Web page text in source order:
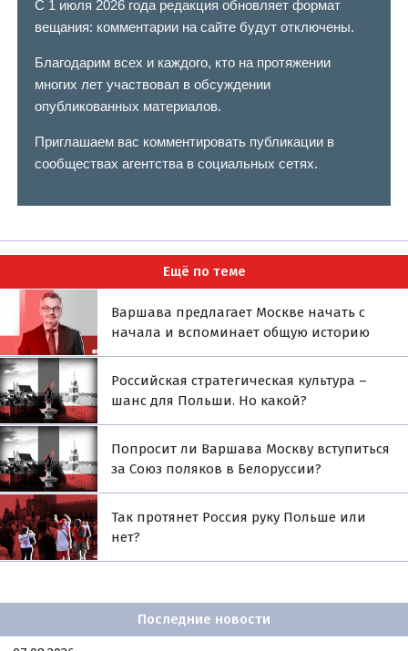
С 1 июля 2026 года редакция обновляет формат
вещания: комментарии на сайте будут отключены.
Благодарим всех и каждого, кто на протяжении
многих лет участвовал в обсуждении
опубликованных материалов.
Приглашаем вас комментировать публикации в
сообществах агентства в социальных сетях.
Ещё по теме
Варшава предлагает Москве начать с
начала и вспоминает общую историю
Российская стратегическая культура –
шанс для Польши. Но какой?
Попросит ли Варшава Москву вступиться
за Союз поляков в Белоруссии?
Так протянет Россия руку Польше или
нет?
Последние новости